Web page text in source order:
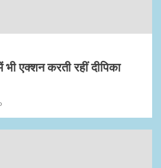
भी एक्शन करती रहीं दीपिका